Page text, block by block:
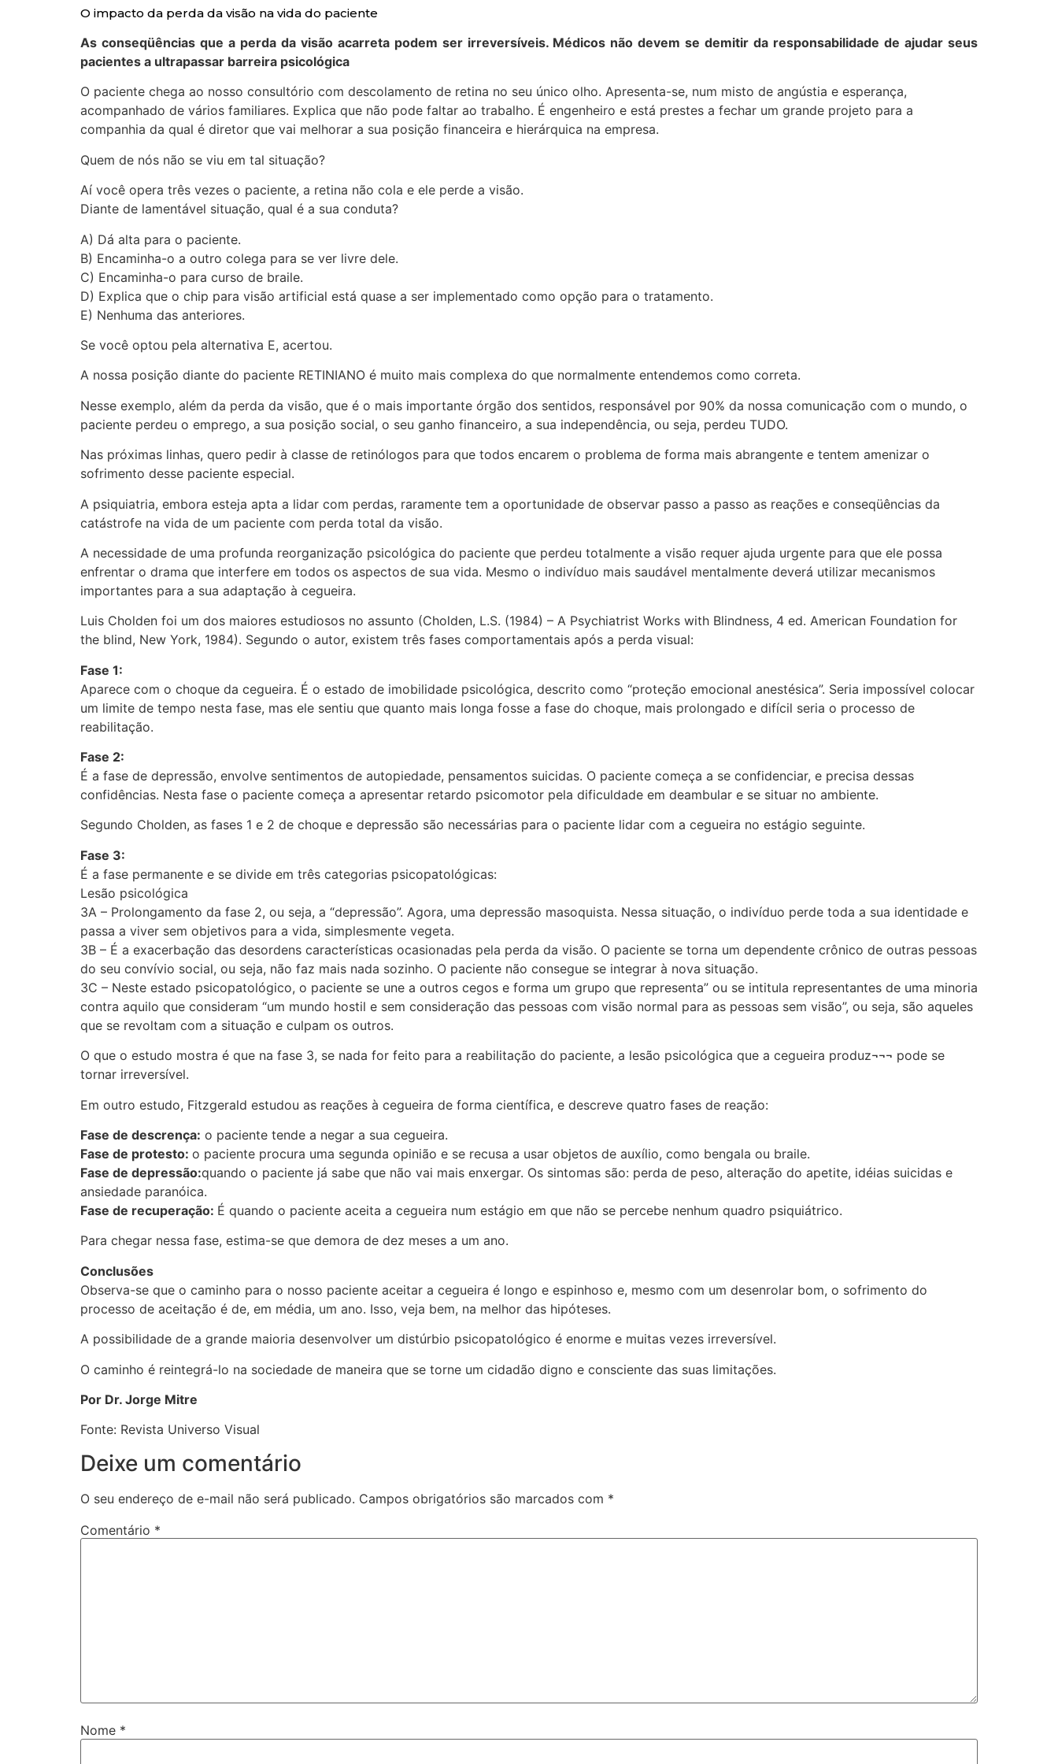
O impacto da perda da visão na vida do paciente
As conseqüências que a perda da visão acarreta podem ser irreversíveis. Médicos não devem se demitir da responsabilidade de ajudar seus
pacientes a ultrapassar barreira psicológica
O paciente chega ao nosso consultório com descolamento de retina no seu único olho. Apresenta-se, num misto de angústia e esperança,
acompanhado de vários familiares. Explica que não pode faltar ao trabalho. É engenheiro e está prestes a fechar um grande projeto para a
companhia da qual é diretor que vai melhorar a sua posição financeira e hierárquica na empresa.
Quem de nós não se viu em tal situação?
Aí você opera três vezes o paciente, a retina não cola e ele perde a visão.
Diante de lamentável situação, qual é a sua conduta?
A) Dá alta para o paciente.
B) Encaminha-o a outro colega para se ver livre dele.
C) Encaminha-o para curso de braile.
D) Explica que o chip para visão artificial está quase a ser implementado como opção para o tratamento.
E) Nenhuma das anteriores.
Se você optou pela alternativa E, acertou.
A nossa posição diante do paciente RETINIANO é muito mais complexa do que normalmente entendemos como correta.
Nesse exemplo, além da perda da visão, que é o mais importante órgão dos sentidos, responsável por 90% da nossa comunicação com o mundo, o
paciente perdeu o emprego, a sua posição social, o seu ganho financeiro, a sua independência, ou seja, perdeu TUDO.
Nas próximas linhas, quero pedir à classe de retinólogos para que todos encarem o problema de forma mais abrangente e tentem amenizar o
sofrimento desse paciente especial.
A psiquiatria, embora esteja apta a lidar com perdas, raramente tem a oportunidade de observar passo a passo as reações e conseqüências da
catástrofe na vida de um paciente com perda total da visão.
A necessidade de uma profunda reorganização psicológica do paciente que perdeu totalmente a visão requer ajuda urgente para que ele possa
enfrentar o drama que interfere em todos os aspectos de sua vida. Mesmo o indivíduo mais saudável mentalmente deverá utilizar mecanismos
importantes para a sua adaptação à cegueira.
Luis Cholden foi um dos maiores estudiosos no assunto (Cholden, L.S. (1984) – A Psychiatrist Works with Blindness, 4 ed. American Foundation for
the blind, New York, 1984). Segundo o autor, existem três fases comportamentais após a perda visual:
Fase 1:
Aparece com o choque da cegueira. É o estado de imobilidade psicológica, descrito como “proteção emocional anestésica”. Seria impossível colocar
um limite de tempo nesta fase, mas ele sentiu que quanto mais longa fosse a fase do choque, mais prolongado e difícil seria o processo de
reabilitação.
Fase 2:
É a fase de depressão, envolve sentimentos de autopiedade, pensamentos suicidas. O paciente começa a se confidenciar, e precisa dessas
confidências. Nesta fase o paciente começa a apresentar retardo psicomotor pela dificuldade em deambular e se situar no ambiente.
Segundo Cholden, as fases 1 e 2 de choque e depressão são necessárias para o paciente lidar com a cegueira no estágio seguinte.
Fase 3:
É a fase permanente e se divide em três categorias psicopatológicas:
Lesão psicológica
3A – Prolongamento da fase 2, ou seja, a “depressão”. Agora, uma depressão masoquista. Nessa situação, o indivíduo perde toda a sua identidade e
passa a viver sem objetivos para a vida, simplesmente vegeta.
3B – É a exacerbação das desordens características ocasionadas pela perda da visão. O paciente se torna um dependente crônico de outras pessoas
do seu convívio social, ou seja, não faz mais nada sozinho. O paciente não consegue se integrar à nova situação.
3C – Neste estado psicopatológico, o paciente se une a outros cegos e forma um grupo que representa” ou se intitula representantes de uma minoria
contra aquilo que consideram “um mundo hostil e sem consideração das pessoas com visão normal para as pessoas sem visão”, ou seja, são aqueles
que se revoltam com a situação e culpam os outros.
O que o estudo mostra é que na fase 3, se nada for feito para a reabilitação do paciente, a lesão psicológica que a cegueira produz¬¬¬ pode se
tornar irreversível.
Em outro estudo, Fitzgerald estudou as reações à cegueira de forma científica, e descreve quatro fases de reação:
Fase de descrença: o paciente tende a negar a sua cegueira.
Fase de protesto: o paciente procura uma segunda opinião e se recusa a usar objetos de auxílio, como bengala ou braile.
Fase de depressão:quando o paciente já sabe que não vai mais enxergar. Os sintomas são: perda de peso, alteração do apetite, idéias suicidas e
ansiedade paranóica.
Fase de recuperação: É quando o paciente aceita a cegueira num estágio em que não se percebe nenhum quadro psiquiátrico.
Para chegar nessa fase, estima-se que demora de dez meses a um ano.
Conclusões
Observa-se que o caminho para o nosso paciente aceitar a cegueira é longo e espinhoso e, mesmo com um desenrolar bom, o sofrimento do
processo de aceitação é de, em média, um ano. Isso, veja bem, na melhor das hipóteses.
A possibilidade de a grande maioria desenvolver um distúrbio psicopatológico é enorme e muitas vezes irreversível.
O caminho é reintegrá-lo na sociedade de maneira que se torne um cidadão digno e consciente das suas limitações.
Por Dr. Jorge Mitre
Fonte: Revista Universo Visual
Deixe um comentário
O seu endereço de e-mail não será publicado. Campos obrigatórios são marcados com *
Comentário *
Nome *